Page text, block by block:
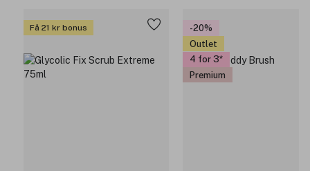
Få 21 kr bonus
-20%
Outlet
4 for 3
Premium